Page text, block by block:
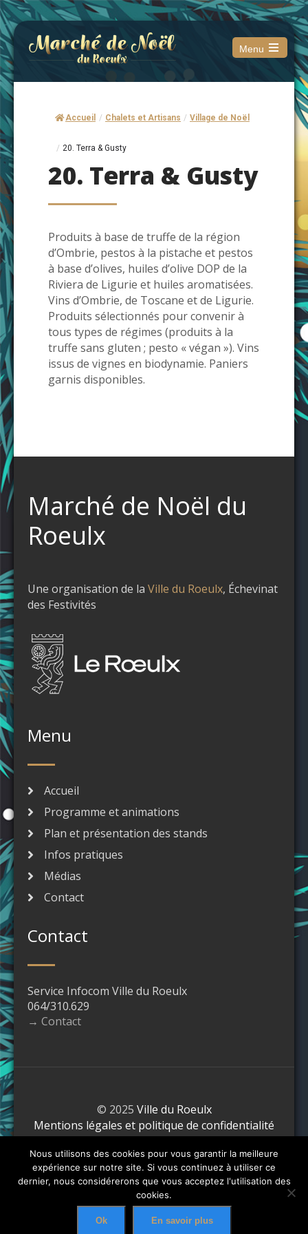
Menu
Open
main
Accueil / Chalets et Artisans / Village de Noël
/ 20. Terra & Gusty
20. Terra & Gusty
Produits à base de truffe de la région
d’Ombrie, pestos à la pistache et pestos
à base d’olives, huiles d’olive DOP de la
Riviera de Ligurie et huiles aromatisées.
Vins d’Ombrie, de Toscane et de Ligurie.
Produits sélectionnés pour convenir à
tous types de régimes (produits à la
truffe sans gluten ; pesto « végan »). Vins
issus de vignes en biodynamie. Paniers
garnis disponibles.
Marché de Noël du
Roeulx
Une organisation de la Ville du Roeulx, Échevinat
des Festivités
Menu
Accueil
Programme et animations
Plan et présentation des stands
Infos pratiques
Médias
Contact
Contact
Service Infocom Ville du Roeulx
064/310.629
→ Contact
© 2025 Ville du Roeulx
Mentions légales et politique de confidentialité
Nous utilisons des cookies pour vous garantir la meilleure
expérience sur notre site. Si vous continuez à utiliser ce
dernier, nous considérerons que vous acceptez l'utilisation des
cookies.
Ok En savoir plus